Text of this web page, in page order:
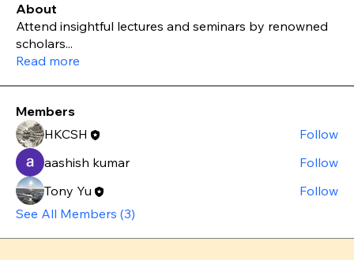
About
Attend insightful lectures and seminars by renowned
scholars...
Read more
Members
HKCSH
Follow
aashish kumar
Follow
Tony Yu
Follow
See All Members (3)